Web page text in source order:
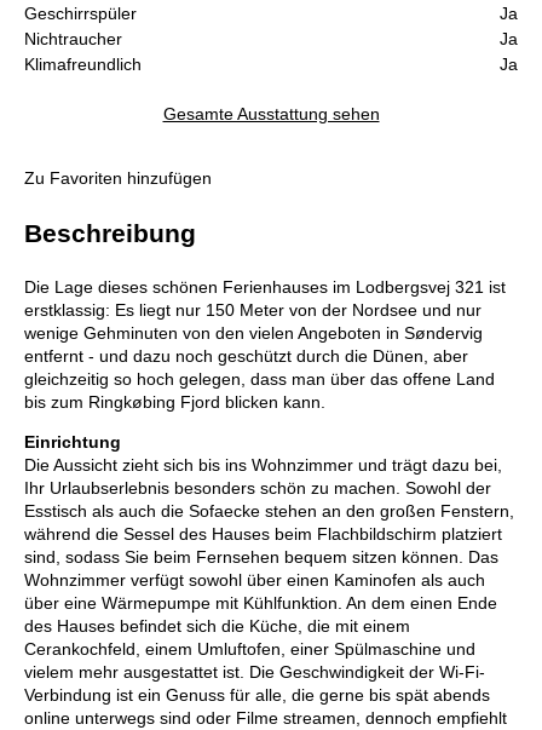
Geschirrspüler
Ja
Nichtraucher
Ja
Klimafreundlich
Ja
Gesamte Ausstattung sehen
Zu Favoriten hinzufügen
Beschreibung
Die Lage dieses schönen Ferienhauses im Lodbergsvej 321 ist
erstklassig: Es liegt nur 150 Meter von der Nordsee und nur
wenige Gehminuten von den vielen Angeboten in Søndervig
entfernt - und dazu noch geschützt durch die Dünen, aber
gleichzeitig so hoch gelegen, dass man über das offene Land
bis zum Ringkøbing Fjord blicken kann.
Einrichtung
Die Aussicht zieht sich bis ins Wohnzimmer und trägt dazu bei,
Ihr Urlaubserlebnis besonders schön zu machen. Sowohl der
Esstisch als auch die Sofaecke stehen an den großen Fenstern,
während die Sessel des Hauses beim Flachbildschirm platziert
sind, sodass Sie beim Fernsehen bequem sitzen können. Das
Wohnzimmer verfügt sowohl über einen Kaminofen als auch
über eine Wärmepumpe mit Kühlfunktion. An dem einen Ende
des Hauses befindet sich die Küche, die mit einem
Cerankochfeld, einem Umluftofen, einer Spülmaschine und
vielem mehr ausgestattet ist. Die Geschwindigkeit der Wi-Fi-
Verbindung ist ein Genuss für alle, die gerne bis spät abends
online unterwegs sind oder Filme streamen, dennoch empfiehlt